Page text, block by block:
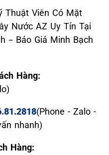
Thuật Viên Có Mặt
Nước AZ Uy Tín Tại
– Báo Giá Minh Bạch
Hàng:
(Phone - Zalo -
nhanh)
Hàng: